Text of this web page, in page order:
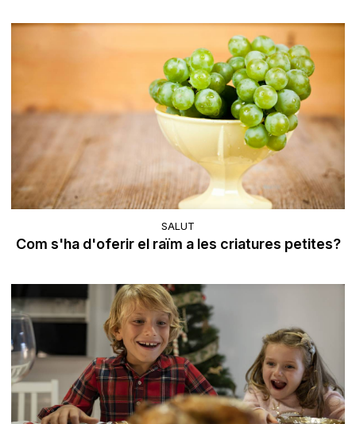
SALUT
Com s'ha d'oferir el raïm a les criatures petites?